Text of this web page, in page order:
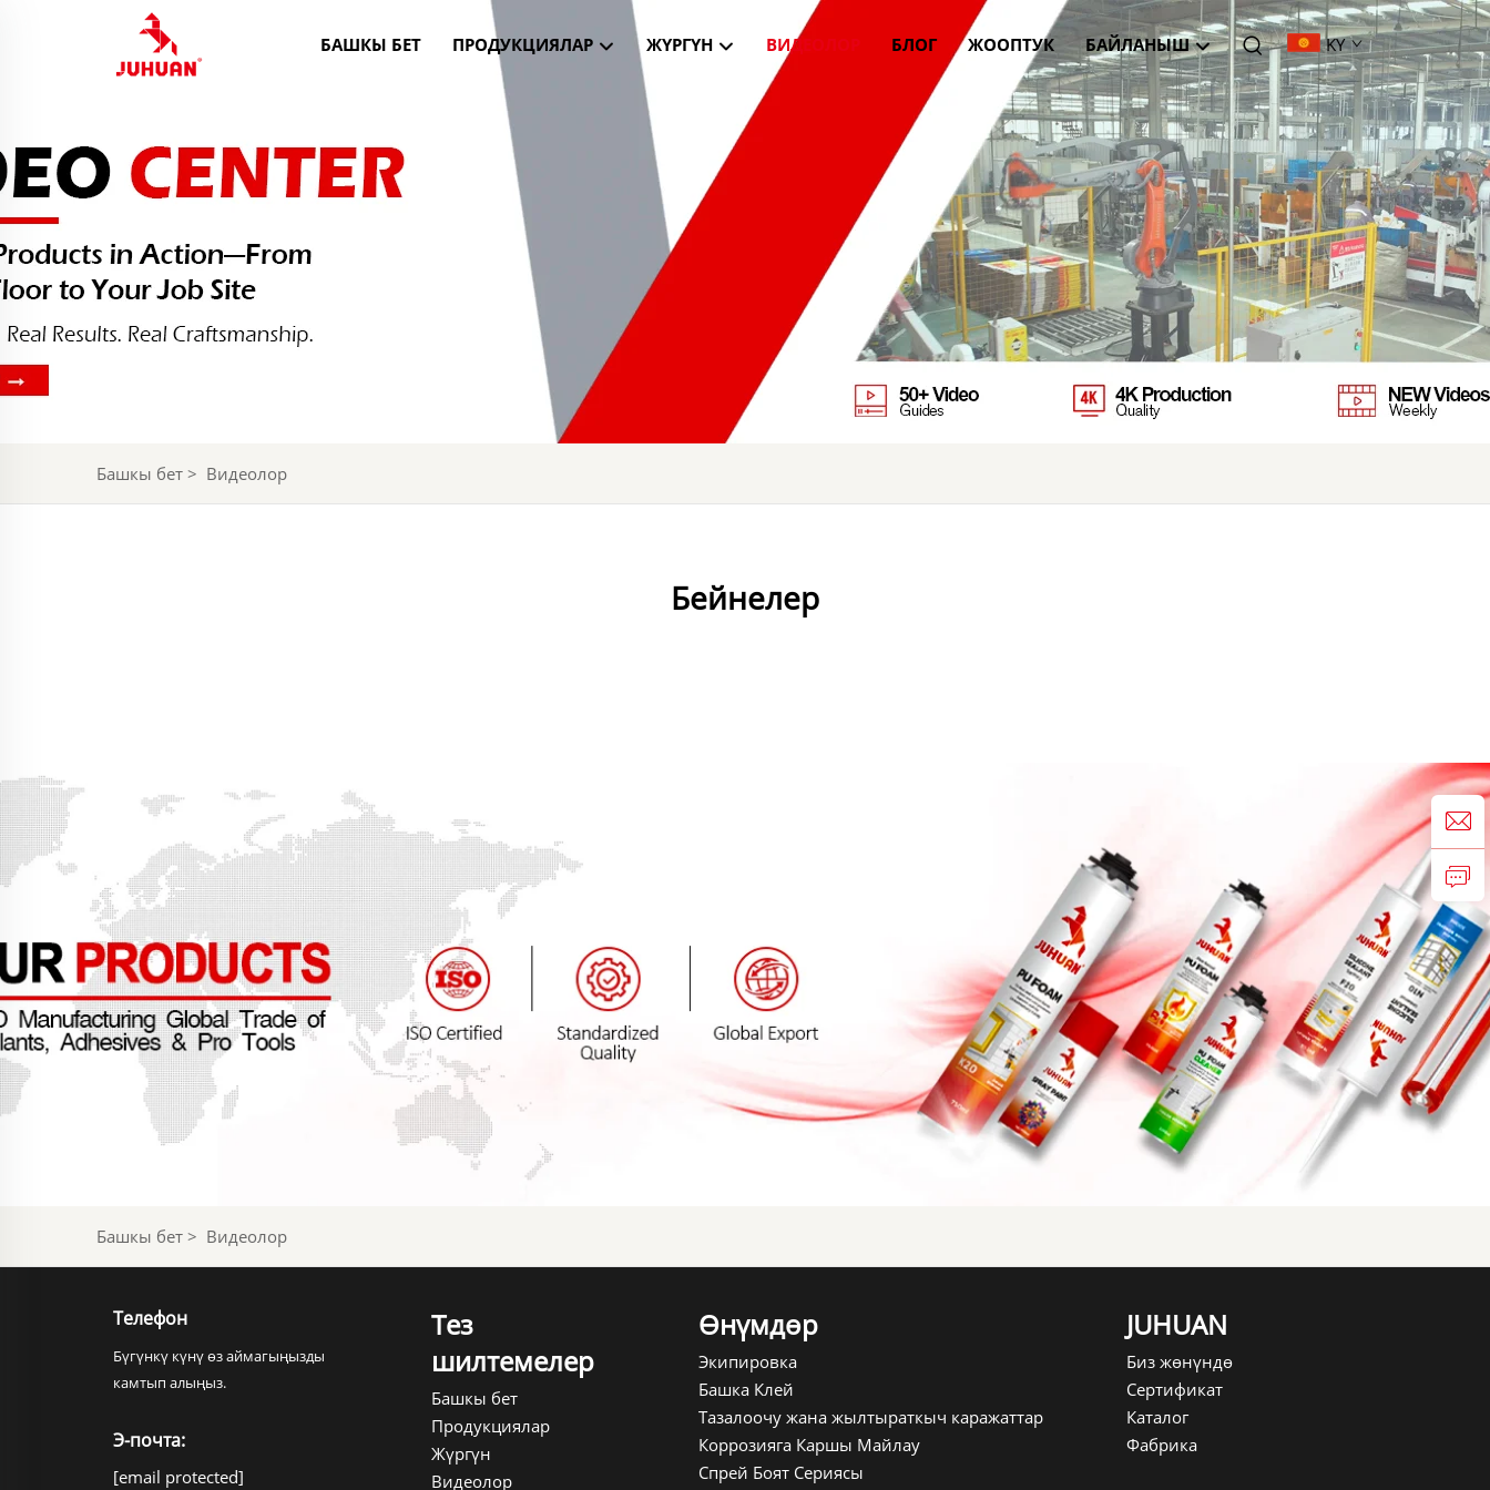
БАШКЫ БЕТ ПРОДУКЦИЯЛАР ЖҮРГҮН ВИДЕОЛОР БЛОГ ЖООПТУК БАЙЛАНЫШ KY
Башкы бет > Видеолор
Бейнелер
Башкы бет > Видеолор
Телефон
Бүгүнкү күнү өз аймагыңызды
камтып алыңыз.
Э-почта:
[email protected]
Тез
шилтемелер
Башкы бет
Продукциялар
Жүргүн
Видеолор
Өнүмдөр
Спрей Боят Сериясы
Коррозияга Каршы Майлау
Тазалоочу жана жылтыраткыч каражаттар
Башка Клей
Экипировка
JUHUAN
Биз жөнүндө
Сертификат
Каталог
Фабрика